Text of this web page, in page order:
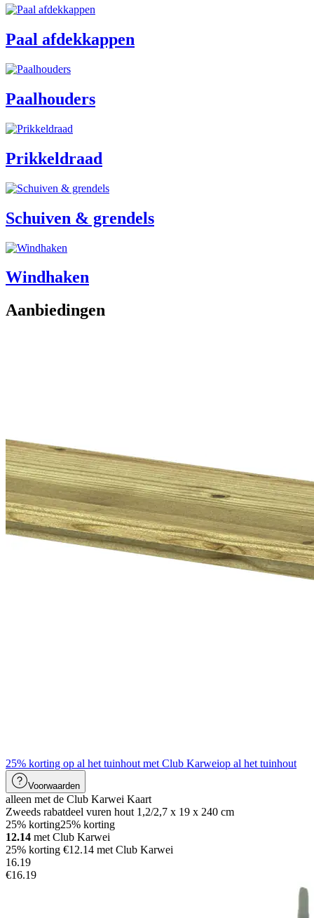
Paal afdekkappen
Paalhouders
Prikkeldraad
Schuiven & grendels
Windhaken
Aanbiedingen
25% korting op al het tuinhout met Club Karweiop al het tuinhout
Voorwaarden
alleen met de Club Karwei Kaart
Zweeds rabatdeel vuren hout 1,2/2,7 x 19 x 240 cm
25% korting25% korting
12.14 met Club Karwei
25% korting €12.14 met Club Karwei
16.19
€16.19